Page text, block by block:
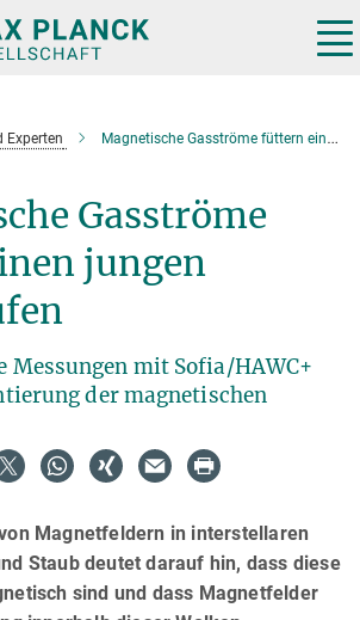
Experten Magnetische Gasströme füttern einen jungen Sternhaufen
Gasströme
jungen
mit Sofia/HAWC+
der magnetischen
Magnetfeldern in interstellaren
Staub deutet darauf hin, dass diese
sind und dass Magnetfelder